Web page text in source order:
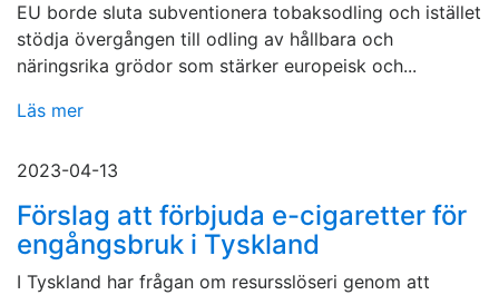
EU borde sluta subventionera tobaksodling och istället
stödja övergången till odling av hållbara och
näringsrika grödor som stärker europeisk och...
Läs mer
2023-04-13
Förslag att förbjuda e-cigaretter för
engångsbruk i Tyskland
I Tyskland har frågan om resursslöseri genom att